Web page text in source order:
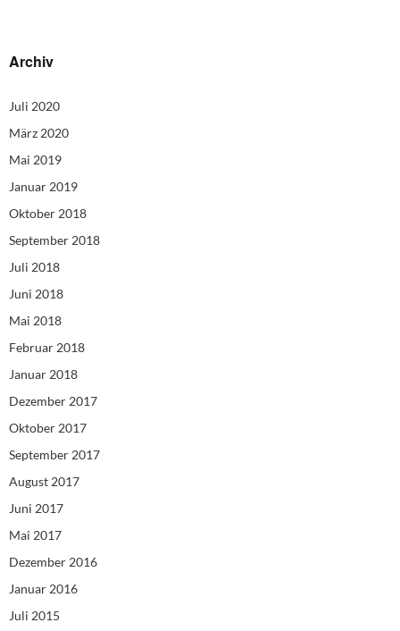
Archiv
Juli 2020
März 2020
Mai 2019
Januar 2019
Oktober 2018
September 2018
Juli 2018
Juni 2018
Mai 2018
Februar 2018
Januar 2018
Dezember 2017
Oktober 2017
September 2017
August 2017
Juni 2017
Mai 2017
Dezember 2016
Januar 2016
Juli 2015